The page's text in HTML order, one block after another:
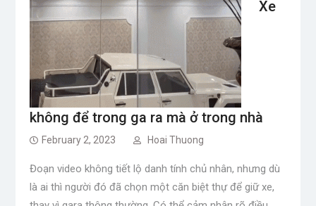
Xe
không để trong ga ra mà ở trong nhà
February 2, 2023 Hoai Thuong
Đoạn video không tiết lộ danh tính chủ nhân, nhưng dù
là ai thì người đó đã chọn một căn biệt thự để giữ xe,